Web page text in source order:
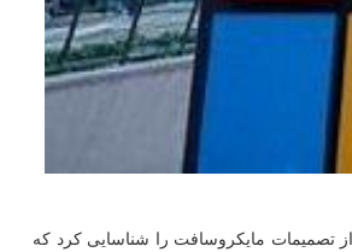
تصمیمات مایکروسافت را شناسایی کرد که